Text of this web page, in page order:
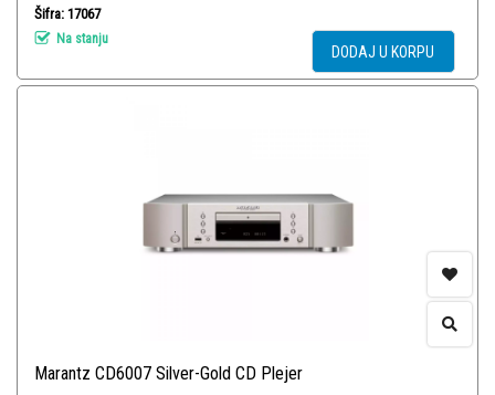
Šifra: 17067
Na stanju
DODAJ U KORPU
Marantz CD6007 Silver-Gold CD Plejer